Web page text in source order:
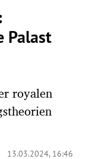
Palast
royalen
13.03.2024, 16:46